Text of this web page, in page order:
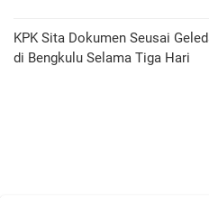
KPK Sita Dokumen Seusai
di Bengkulu Selama Tiga Hari